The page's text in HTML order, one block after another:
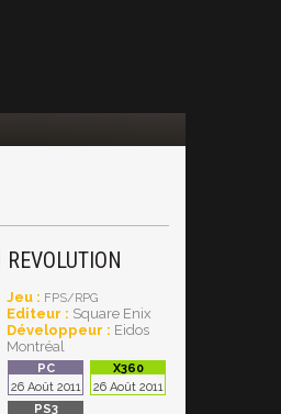
Jeu : FPS/RPG
Editeur : Square Enix
Développeur : Eidos
Montréal
26 Août 2011 26 Août 2011